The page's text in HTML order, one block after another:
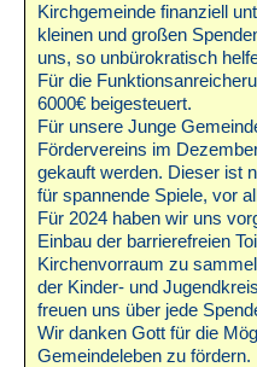
Kirchgemeinde finanziell
kleinen und großen
uns, so unbürokratisch
Für die
6000€ beigesteuert.
Für unsere Junge
Fördervereins im
gekauft werden. Dieser ist
für spannende Spiele, vor
Für 2024 haben wir uns
Einbau der barrierefreien
Kirchenvorraum zu
der Kinder- und
freuen uns über jede
Wir danken Gott für die
Gemeindeleben zu fördern.